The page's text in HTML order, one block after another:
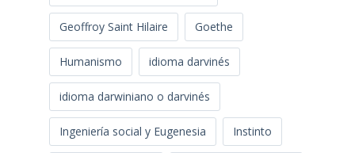
Geoffroy Saint Hilaire Goethe
Humanismo idioma darvinés
idioma darwiniano o darvinés
Ingeniería social y Eugenesia Instinto